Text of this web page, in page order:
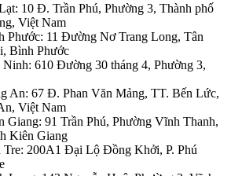
10 Đ. Trần Phú, Phường 3, Thành phố
Việt Nam
Phước: 11 Đường Nơ Trang Long, Tân
Bình Phước
610 Đường 30 tháng 4, Phường 3,
An: 67 Đ. Phan Văn Mảng, TT. Bến Lức,
Việt Nam
91 Trần Phú, Phường Vĩnh Thanh,
Kiên Giang
200A1 Đại Lộ Đồng Khởi, P. Phú